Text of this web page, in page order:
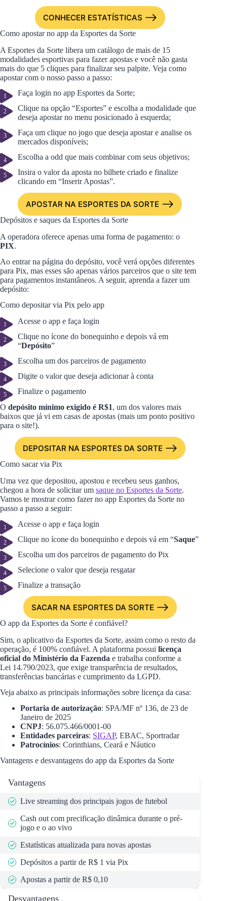
CONHECER ESTATÍSTICAS
Como apostar no app da Esportes da Sorte
A Esportes da Sorte libera um catálogo de mais de 15
modalidades esportivas para fazer apostas e você não gasta
mais do que 5 cliques para finalizar seu palpite. Veja como
apostar com o nosso passo a passo:
Faça login no app Esportes da Sorte;
Clique na opção “Esportes” e escolha a modalidade que
deseja apostar no menu posicionado à esquerda;
Faça um clique no jogo que deseja apostar e analise os
mercados disponíveis;
Escolha a odd que mais combinar com seus objetivos;
Insira o valor da aposta no bilhete criado e finalize
clicando em “Inserir Apostas”.
APOSTAR NA ESPORTES DA SORTE
Depósitos e saques da Esportes da Sorte
A operadora oferece apenas uma forma de pagamento: o
PIX.
Ao entrar na página do depósito, você verá opções diferentes
para Pix, mas esses são apenas vários parceiros que o site tem
para pagamentos instantâneos. A seguir, aprenda a fazer um
depósito:
Como depositar via Pix pelo app
Acesse o app e faça login
Clique no ícone do bonequinho e depois vá em
“Depósito”
Escolha um dos parceiros de pagamento
Digite o valor que deseja adicionar à conta
Finalize o pagamento
O depósito mínimo exigido é R$1, um dos valores mais
baixos que já vi em casas de apostas (mais um ponto positivo
para o site!).
DEPOSITAR NA ESPORTES DA SORTE
Como sacar via Pix
Uma vez que depositou, apostou e recebeu seus ganhos,
chegou a hora de solicitar um saque no Esportes da Sorte.
Vamos te mostrar como fazer no app Esportes da Sorte no
passo a passo a seguir:
Acesse o app e faça login
Clique no ícone do bonequinho e depois vá em “Saque”
Escolha um dos parceiros de pagamento do Pix
Selecione o valor que deseja resgatar
Finalize a transação
SACAR NA ESPORTES DA SORTE
O app da Esportes da Sorte é confiável?
Sim, o aplicativo da Esportes da Sorte, assim como o resto da
operação, é 100% confiável. A plataforma possui licença
oficial do Ministério da Fazenda e trabalha conforme a
Lei 14.790/2023, que exige transparência de resultados,
transferências bancárias e cumprimento da LGPD.
Veja abaixo as principais informações sobre licença da casa:
Portaria de autorização: SPA/MF nº 136, de 23 de
Janeiro de 2025
CNPJ: 56.075.466/0001-00
Entidades parceiras: SIGAP, EBAC, Sportradar
Patrocínios: Corinthians, Ceará e Náutico
Vantagens e desvantagens do app da Esportes da Sorte
Vantagens
Live streaming dos principais jogos de futebol
Cash out com precificação dinâmica durante o pré-
jogo e o ao vivo
Estatísticas atualizada para novas apostas
Depósitos a partir de R$ 1 via Pix
Apostas a partir de R$ 0,10
Desvantagens